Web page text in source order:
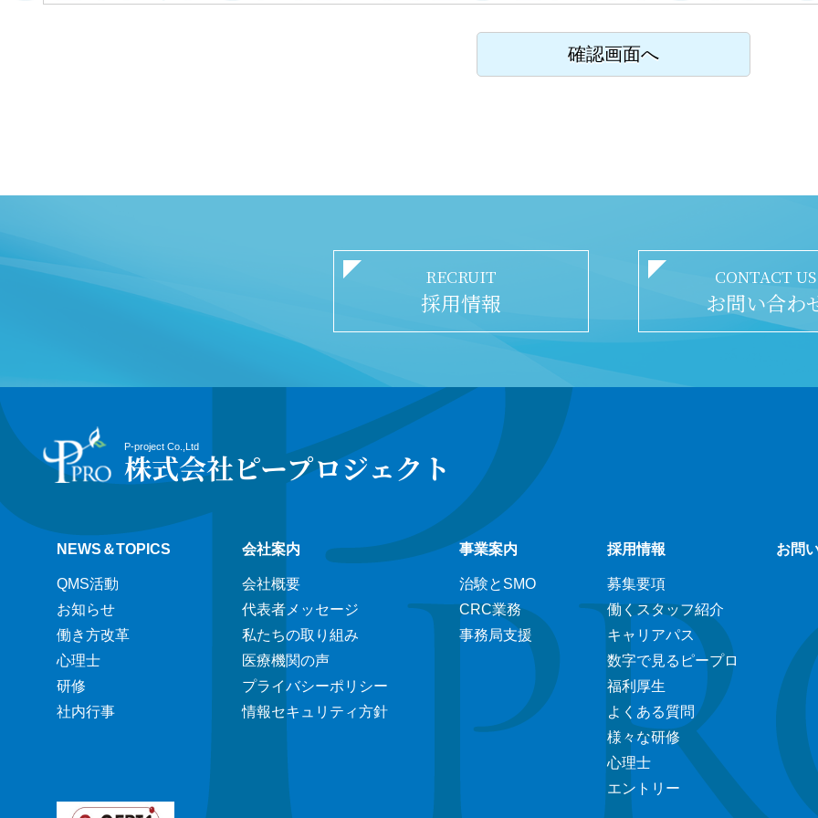
RECRUIT
採用情報
CONTACT US
お問い合わ
P-project Co.,Ltd
株式会社ピープロジェクト
NEWS＆TOPICS
QMS活動
お知らせ
働き方改革
心理士
研修
社内行事
会社案内
会社概要
代表者メッセージ
私たちの取り組み
医療機関の声
プライバシーポリシー
情報セキュリティ方針
事業案内
治験とSMO
CRC業務
事務局支援
採用情報
募集要項
働くスタッフ紹介
キャリアパス
数字で見るピープロ
福利厚生
よくある質問
様々な研修
心理士
エントリー
お問